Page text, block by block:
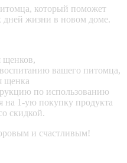
который поможет
дней жизни в новом доме.
щенков,
вашего питомца,
щенка
по использованию
на 1-ую покупку продукта
скидкой.
и счастливым!